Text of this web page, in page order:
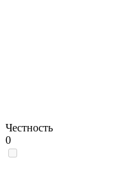
Честность
0